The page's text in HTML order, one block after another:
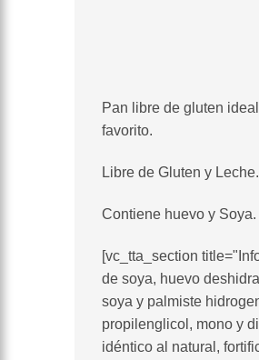
Pan libre de gluten
favorito.
Libre de Gluten y Leche.
Contiene huevo y Soya.
[vc_tta_section
de soya, huevo
soya y palmiste
propilenglicol, mono y
idéntico al natural,